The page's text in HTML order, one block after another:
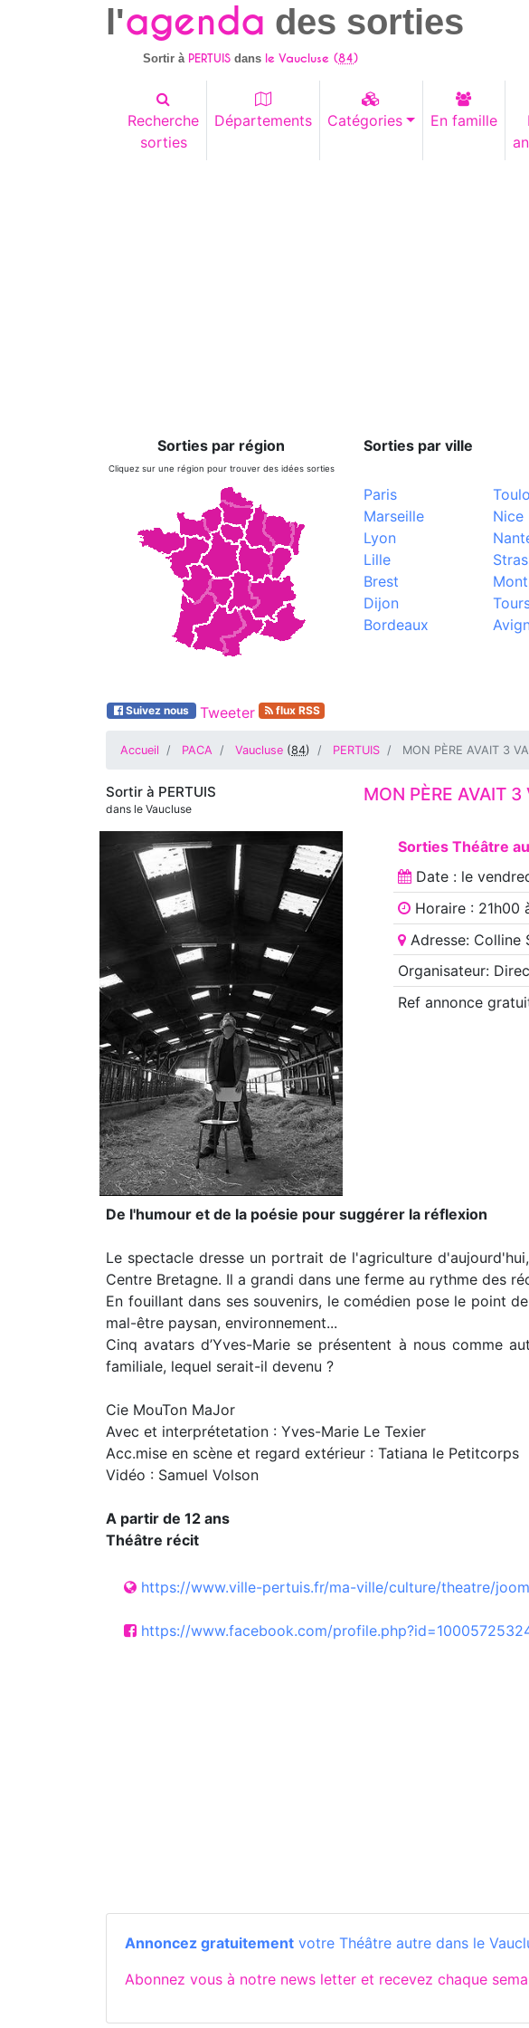
l'agenda des sorties
Sortir à PERTUIS dans le Vaucluse (84)
Recherche
sorties
Départements Catégories En famille
Sorties par région
Cliquez sur une région pour trouver des idées sorties
Sorties par ville
Paris
Marseille
Lyon
Lille
Brest
Dijon
Bordeaux
Nice
Suivez nous Tweeter flux RSS
Accueil PACA Vaucluse (84) PERTUIS MON PÈRE AVAIT 3
Sortir à PERTUIS
dans le Vaucluse
MON PÈRE AVAIT 3
Sorties Théâtre
Date : le
Horaire : 21h00
Adresse: Colline
Organisateur:
Ref annonce
De l'humour et de la poésie pour suggérer la réflexion
Le spectacle dresse un portrait de l'agriculture
Centre Bretagne. Il a grandi dans une ferme au rythme des
En fouillant dans ses souvenirs, le comédien pose le point
mal-être paysan, environnement...
Cinq avatars d’Yves-Marie se présentent à nous comme
familiale, lequel serait-il devenu ?
Cie MouTon MaJor
Avec et interprétetation : Yves-Marie Le Texier
Acc.mise en scène et regard extérieur : Tatiana le Petitcorps
Vidéo : Samuel Volson
A partir de 12 ans
Théâtre récit
https://www.ville-pertuis.fr/ma-ville/culture/theatre/
https://www.facebook.com/
Annoncez gratuitement votre Théâtre autre dans le
Abonnez vous à notre news letter et recevez chaque